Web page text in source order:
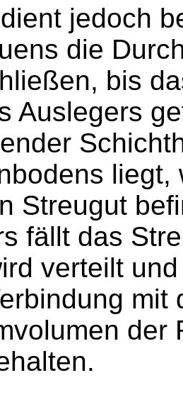
jedoch
die
bis
Auslegers
Streugut
fällt das
verteilt
mit
der